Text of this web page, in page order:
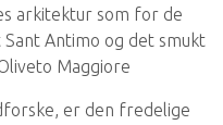
arkitektur som for de
Antimo og det smukt
Maggiore
er den fredelige